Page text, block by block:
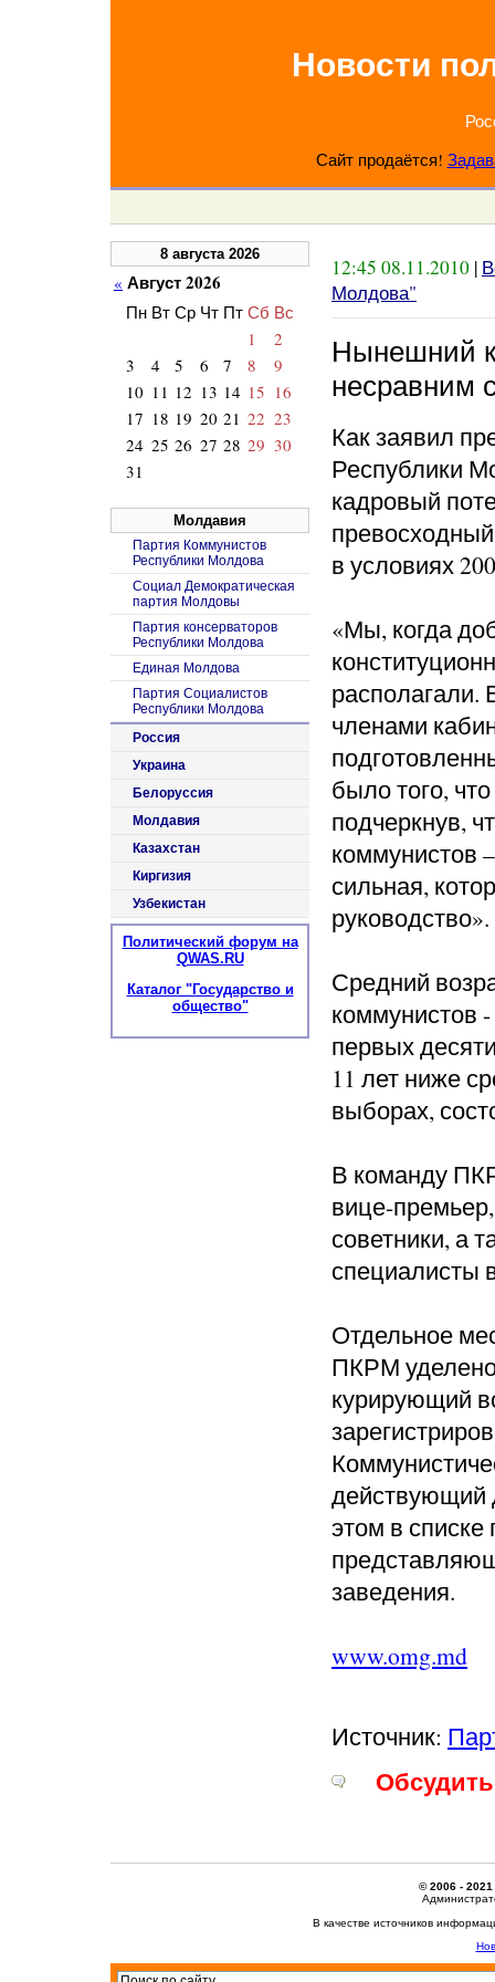
Новости
Сайт продаётся!
12:45 08.11.2010 |
Молдова"
Нынешний
несравним
Как заявил
Республики
кадровый
в условиях
«Мы, когда
располагали.
членами
было того,
подчеркнув,
коммунистов
сильная,
руководство».
Средний
коммунистов
первых
11 лет ниже
выборах,
В команду
вице-
советники, а
специалисты
Отдельное
ПКРМ
курирующий
действующий
этом в
заведения.
www.omg.md
Источник:
8 августа 2026
« Август 2026
Пн Вт Ср Чт Пт Сб Вс
1
2
3
4 5 6 7 8
9
10 11 12 13 14 15 16
17 18 19 20 21 22 23
24 25 26 27 28 29 30
31
Молдавия
Партия Коммунистов
Республики Молдова
Социал Демократическая
партия Молдовы
Партия консерваторов
Республики Молдова
Единая Молдова
Партия Социалистов
Республики Молдова
Россия
Украина
Белоруссия
Молдавия
Казахстан
Киргизия
Узбекистан
Политический форум на
QWAS.RU
Каталог "Государство и
общество"
© 2006 - 2021
В качестве источников